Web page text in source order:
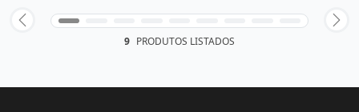
9 PRODUTOS LISTADOS